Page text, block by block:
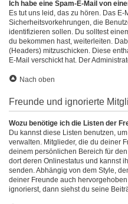
Ich habe eine Spam-E-Mail von
Es tut uns leid, das zu hören. Das
Sicherheitsvorkehrungen, die
identifizieren sollen. Du solltest
du bekommen hast, weiterleiten.
(Headers) mitzuschicken. Diese
E-Mail verschickt hat. Der
Nach oben
Freunde und ignorierte
Wozu benötige ich die Listen der
Du kannst diese Listen benutzen,
verwalten. Mitglieder, die du deiner
deinem persönlichen Bereich für
dort deren Onlinestatus und kannst
senden. Abhängig von dem Style,
deiner Freunde auch
ignorierst, dann siehst du seine